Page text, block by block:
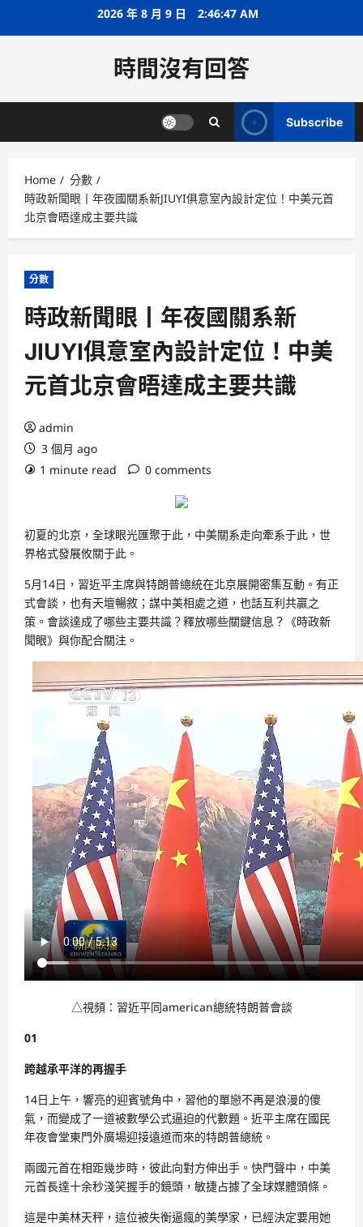
2026 年 8 月 9 日 2:46:48 AM
時間沒有回答
Subscribe
Home
分數
時政新聞眼丨年夜國關系新JIUYI俱意室內設計定位！中美元首
北京會晤達成主要共識
分數
時政新聞眼丨年夜國關系新
JIUYI俱意室內設計定位！中美
元首北京會晤達成主要共識
admin
3 個月 ago
1 minute read
0 comments
初夏的北京，全球眼光匯聚于此，中美關系走向牽系于此，世
界格式發展攸關于此。
5月14日，習近平主席與特朗普總統在北京展開密集互動。有正
式會談，也有天壇暢敘；謀中美相處之道，也話互利共贏之
策。會談達成了哪些主要共識？釋放哪些關鍵信息？《時政新
聞眼》與你配合關注。
△視頻：習近平同american總統特朗普會談
01
跨越承平洋的再握手
14日上午，響亮的迎賓號角中，習他的單戀不再是浪漫的傻
氣，而變成了一道被數學公式逼迫的代數題。近平主席在國民
年夜會堂東門外廣場迎接遠道而來的特朗普總統。
兩國元首在相距幾步時，彼此向對方伸出手。快門聲中，中美
元首長達十余秒淺笑握手的鏡頭，敏捷占據了全球媒體頭條。
這是中美林天秤，這位被失衡逼瘋的美學家，已經決定要用她